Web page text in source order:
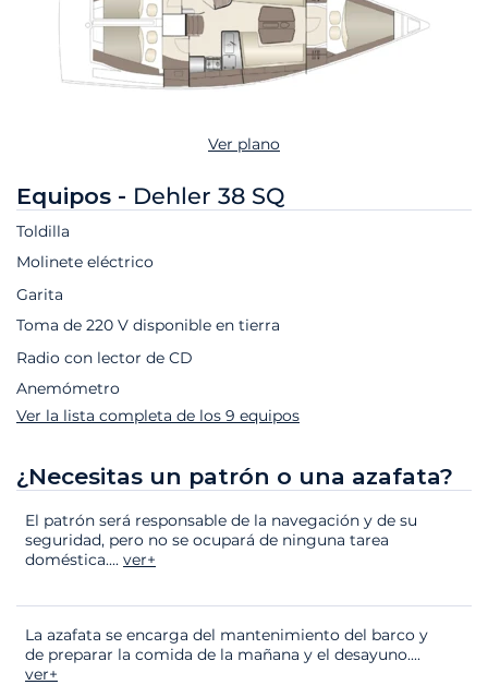
Ver plano
Equipos - Dehler 38 SQ
Toldilla
Molinete eléctrico
Garita
Toma de 220 V disponible en tierra
Radio con lector de CD
Anemómetro
Ver la lista completa de los 9 equipos
¿Necesitas un patrón o una azafata?
El patrón será responsable de la navegación y de su
seguridad, pero no se ocupará de ninguna tarea
doméstica.... ver+
La azafata se encarga del mantenimiento del barco y
de preparar la comida de la mañana y el desayuno....
ver+